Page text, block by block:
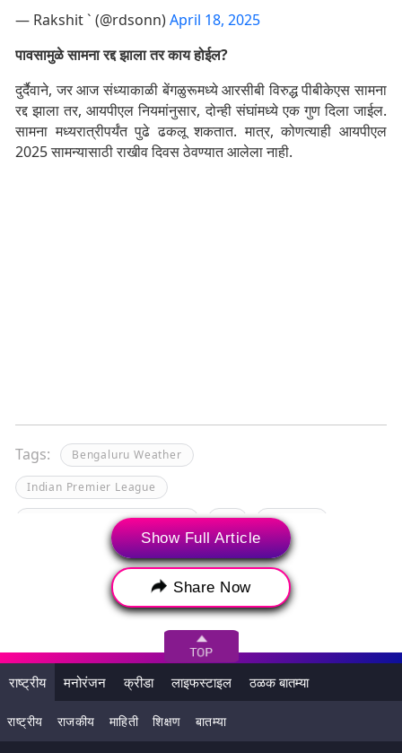
— Rakshit ` (@rdsonn)April 18, 2025
पावसामुळे सामना रद्द झाला तर काय होईल?
दुर्दैवाने, जर आज संध्याकाळी बेंगळुरूमध्ये आरसीबी विरुद्ध पीबीकेएस सामना
रद्द झाला तर, आयपीएल नियमांनुसार, दोन्ही संघांमध्ये एक गुण दिला जाईल.
सामना मध्यरात्रीपर्यंत पुढे ढकलू शकतात. मात्र, कोणत्याही आयपीएल
2025 सामन्यासाठी राखीव दिवस ठेवण्यात आलेला नाही.
Tags: Bengaluru Weather
Indian Premier League
Indian Premier League 2025 IPL IPL 2025
Punjab Kings RCB RCB vs PBKS
Royal Challengers Bengaluru
Royal Challengers Bengaluru vs Punjab Kings
बेंगळुरू हवामान
इंडियन प्रीमियर लीग आयपीएल आयपीएल २०२५
पीबीकेएस पंजाब किंग्ज
रॉयल चॅलेंजर्स बेंगळुरू
Show Full Article
Share Now
राष्ट्रीय मनोरंजन क्रीडा लाइफस्टाइल ठळक बातम्या
राष्ट्रीय राजकीय माहिती शिक्षण बातम्या